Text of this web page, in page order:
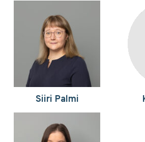
Siiri Palmi